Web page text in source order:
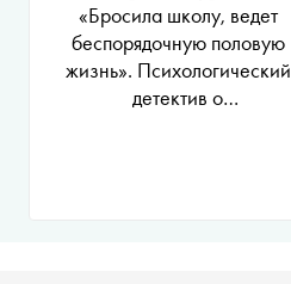
«Бросила школу, ведет
беспорядочную половую
жизнь». Психологический
детектив о